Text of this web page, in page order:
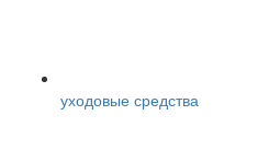
уходовые средства